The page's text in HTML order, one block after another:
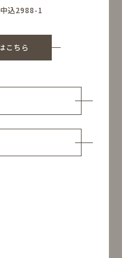
込2988-1
こちら